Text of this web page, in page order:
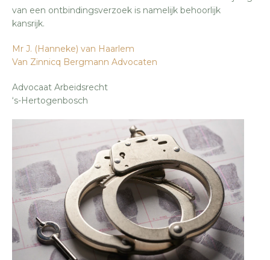
van een ontbindingsverzoek is namelijk behoorlijk
kansrijk.
Mr J. (Hanneke) van Haarlem
Van Zinnicq Bergmann Advocaten
Advocaat Arbeidsrecht
‘s-Hertogenbosch